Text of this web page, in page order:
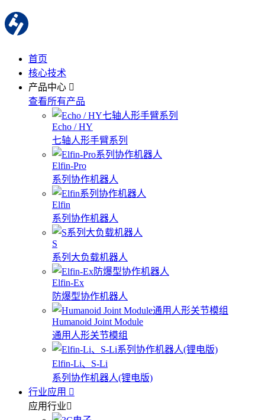
首页
核心技术
产品中心
查看所有产品
Echo / HY
七轴人形手臂系列
Elfin-Pro
系列协作机器人
Elfin
系列协作机器人
S
系列大负载机器人
Elfin-Ex
防爆型协作机器人
Humanoid Joint Module
通用人形关节模组
Elfin-Li、S-Li
系列协作机器人(锂电版)
行业应用
应用行业